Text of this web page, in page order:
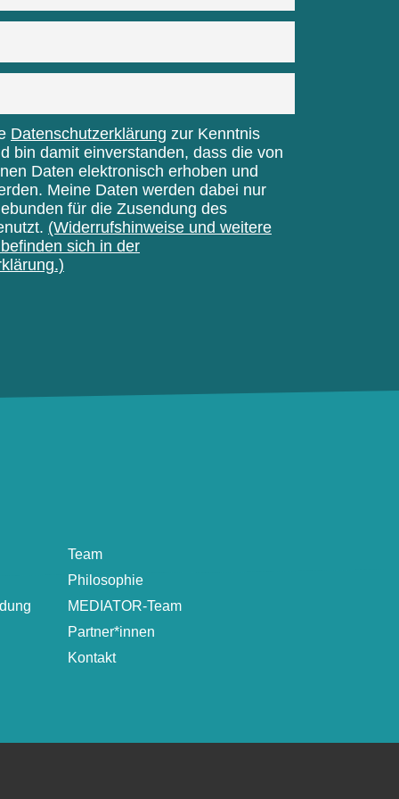
Datenschutzerklärung zur Kenntnis
bin damit einverstanden, dass die von
Daten elektronisch erhoben und
Meine Daten werden dabei nur
für die Zusendung des
(Widerrufshinweise und weitere
sich in der
Team
Philosophie
MEDIATOR-Team
Partner*innen
Kontakt